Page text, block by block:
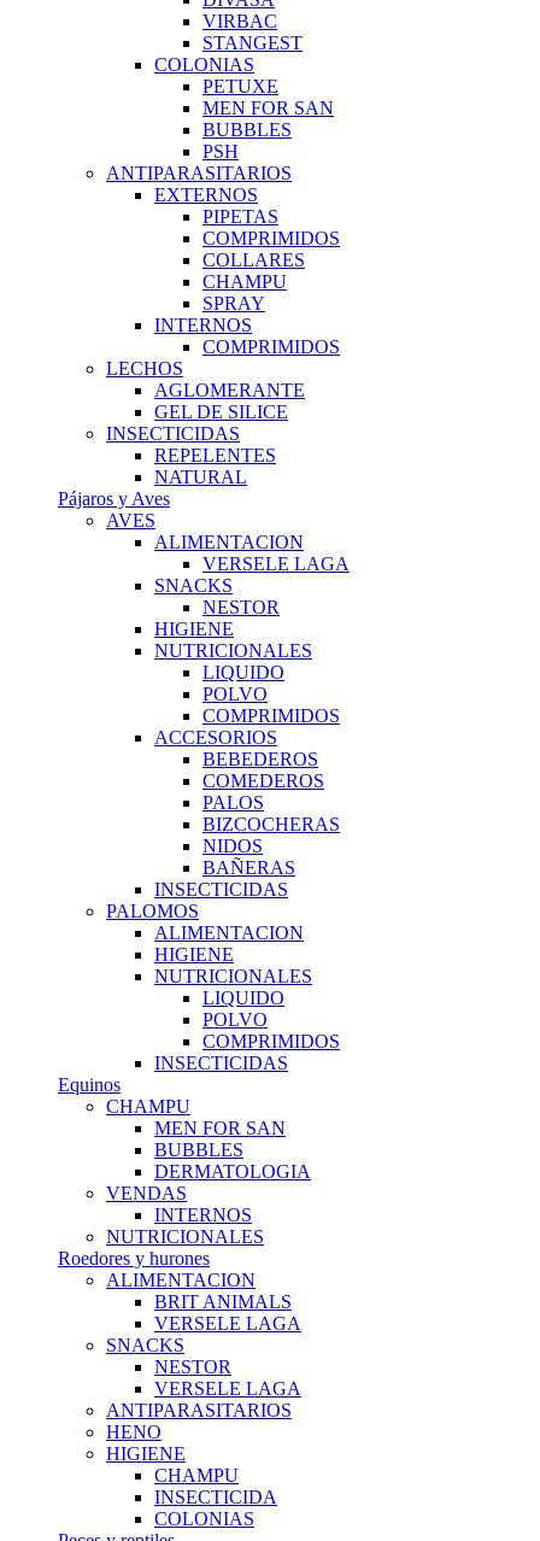
VIRBAC
STANGEST
COLONIAS
PETUXE
MEN FOR SAN
BUBBLES
PSH
ANTIPARASITARIOS
EXTERNOS
PIPETAS
COMPRIMIDOS
COLLARES
CHAMPU
SPRAY
INTERNOS
COMPRIMIDOS
LECHOS
AGLOMERANTE
GEL DE SILICE
INSECTICIDAS
REPELENTES
NATURAL
Pájaros y Aves
AVES
ALIMENTACION
VERSELE LAGA
SNACKS
NESTOR
HIGIENE
NUTRICIONALES
LIQUIDO
POLVO
COMPRIMIDOS
ACCESORIOS
BEBEDEROS
COMEDEROS
PALOS
BIZCOCHERAS
NIDOS
BAÑERAS
INSECTICIDAS
PALOMOS
ALIMENTACION
HIGIENE
NUTRICIONALES
LIQUIDO
POLVO
COMPRIMIDOS
INSECTICIDAS
Equinos
CHAMPU
MEN FOR SAN
BUBBLES
DERMATOLOGIA
VENDAS
INTERNOS
NUTRICIONALES
Roedores y hurones
ALIMENTACION
BRIT ANIMALS
VERSELE LAGA
SNACKS
NESTOR
VERSELE LAGA
ANTIPARASITARIOS
HENO
HIGIENE
CHAMPU
INSECTICIDA
COLONIAS